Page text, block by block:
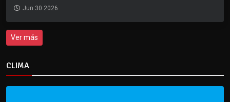
Jun 30 2026
Ver más
CLIMA